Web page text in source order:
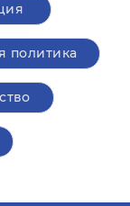
политика